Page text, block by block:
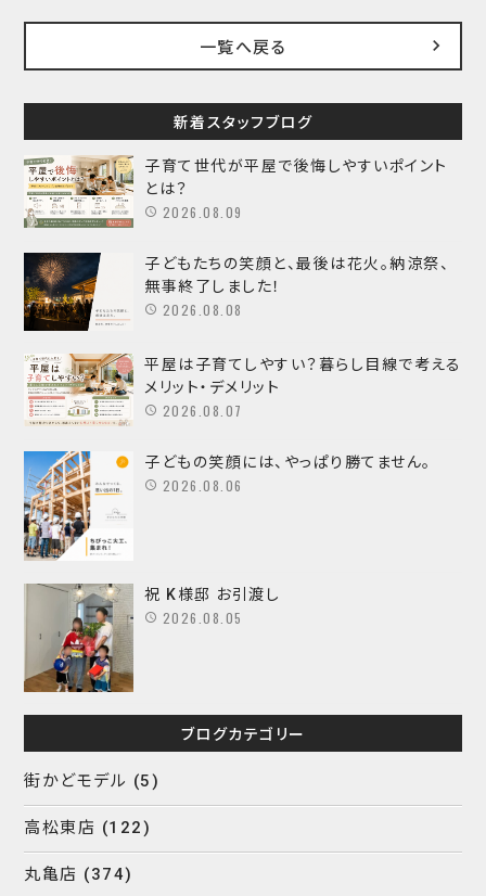
一覧へ戻る
新着スタッフブログ
子育て世代が平屋で後悔しやすいポイント
とは？
2026.08.09
子どもたちの笑顔と、最後は花火。納涼祭、
無事終了しました！
2026.08.08
平屋は子育てしやすい？暮らし目線で考える
メリット・デメリット
2026.08.07
子どもの笑顔には、やっぱり勝てません。
2026.08.06
祝 K様邸 お引渡し
2026.08.05
ブログカテゴリー
街かどモデル (5)
高松東店 (122)
丸亀店 (374)